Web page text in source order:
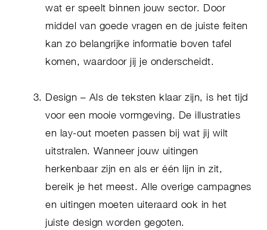
wat er speelt binnen jouw sector. Door
middel van goede vragen en de juiste feiten
kan zo belangrijke informatie boven tafel
komen, waardoor jij je onderscheidt.
Design – Als de teksten klaar zijn, is het tijd
voor een mooie vormgeving. De illustraties
en lay-out moeten passen bij wat jij wilt
uitstralen. Wanneer jouw uitingen
herkenbaar zijn en als er één lijn in zit,
bereik je het meest. Alle overige campagnes
en uitingen moeten uiteraard ook in het
juiste design worden gegoten.